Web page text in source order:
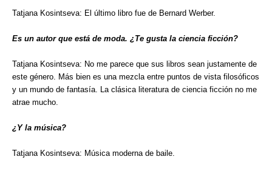
Tatjana Kosintseva: El último libro fue de Bernard Werber.
Es un autor que está de moda. ¿Te gusta la ciencia ficción?
Tatjana Kosintseva: No me parece que sus libros sean justamente de
este género. Más bien es una mezcla entre puntos de vista filosóficos
y un mundo de fantasía. La clásica literatura de ciencia ficción no me
atrae mucho.
¿Y la música?
Tatjana Kosintseva: Música moderna de baile.